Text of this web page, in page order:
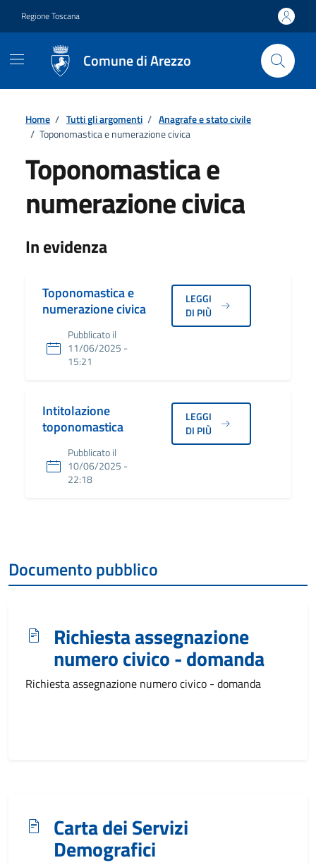
Regione Toscana
Comune di Arezzo
Home / Tutti gli argomenti / Anagrafe e stato civile
/ Toponomastica e numerazione civica
Toponomastica e
numerazione civica
Dettagli
In evidenza
Toponomastica e
numerazione civica
Pubblicato il
11/06/2025 -
15:21
LEGGI
DI PIÙ
Intitolazione
toponomastica
Pubblicato il
10/06/2025 -
22:18
LEGGI
DI PIÙ
Documento pubblico
Richiesta assegnazione
numero civico - domanda
Richiesta assegnazione numero civico - domanda
Carta dei Servizi
Demografici